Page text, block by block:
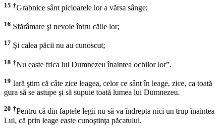
15 †Grabnice sânt picioarele lor a vărsa sânge;
16 Sfărâmare şi nevoie întru căile lor;
17 Şi calea păcii nu au cunoscut;
18 †Nu easte frica lui Dumnezeu înaintea ochilor lor”.
19 Iară ştim că câte zice leagea, celor ce sânt în leage, zice, ca toată
gura să se astupe şi să supuie toată lumea lui Dumnezeu.
20 †Pentru că din faptele legii nu să va îndrepta nici un trup înaintea
Lui, că prin leage easte cunoştinţa păcatului.